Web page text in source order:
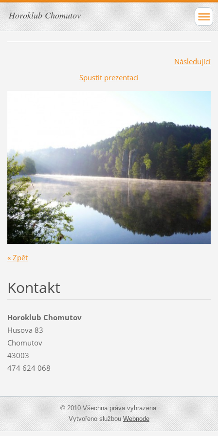
Horoklub Chomutov
Následující
Spustit prezentaci
« Zpět
Kontakt
Horoklub Chomutov
Husova 83
Chomutov
43003
474 624 068
© 2010 Všechna práva vyhrazena.
Vytvořeno službouWebnode